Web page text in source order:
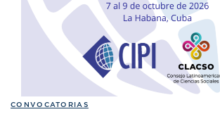
CONVOCATORIAS